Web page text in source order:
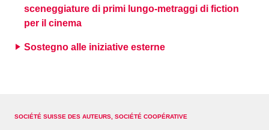
sceneggiature di primi lungo-metraggi di fiction
per il cinema
Sostegno alle iniziative esterne
SOCIÉTÉ SUISSE DES AUTEURS, SOCIÉTÉ COOPÉRATIVE